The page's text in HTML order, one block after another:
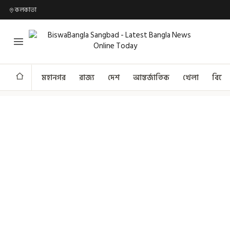
কলকাতা
মহানগর রাজ্য দেশ আন্তর্জাতিক খেলা